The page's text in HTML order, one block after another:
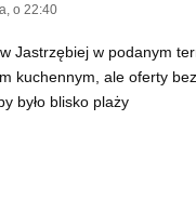
o 22:40
Jastrzębiej w podanym
kuchennym, ale oferty
było blisko plaży